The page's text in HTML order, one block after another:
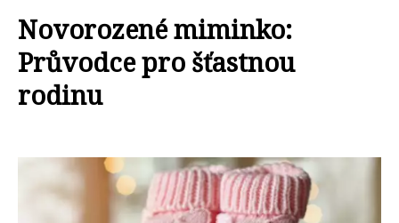
Novorozené miminko:
Průvodce pro šťastnou
rodinu